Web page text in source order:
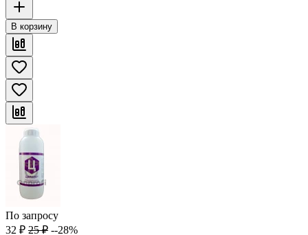
В корзину
По запросу
32 ₽ 25 ₽ --28%